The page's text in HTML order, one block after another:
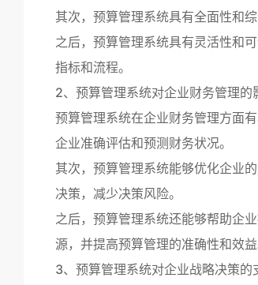
其次，预算管理系统具有全面性和
之后，预算管理系统具有灵活性和
指标和流程。
2、预算管理系统对企业财务管理的
预算管理系统在企业财务管理方面
企业准确评估和预测财务状况。
其次，预算管理系统能够优化企业
决策，减少决策风险。
之后，预算管理系统还能够帮助企
源，并提高预算管理的准确性和效益
3、预算管理系统对企业战略决策的